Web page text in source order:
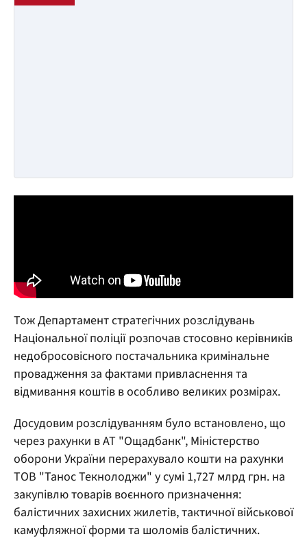
Тож Департамент стратегічних розслідувань
Національної поліції розпочав стосовно керівників
недобросовісного постачальника кримінальне
провадження за фактами привласнення та
відмивання коштів в особливо великих розмірах.
Досудовим розслідуванням було встановлено, що
через рахунки в АТ "Ощадбанк", Міністерство
оборони України перерахувало кошти на рахунки
ТОВ "Танос Текнолоджи" у сумі 1,727 млрд грн. на
закупівлю товарів воєнного призначення:
балістичних захисних жилетів, тактичної військової
камуфляжної форми та шоломів балістичних.